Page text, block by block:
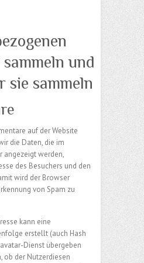
und
sie sammeln
auf der Website
die Daten, die im
angezeigt werden,
des Besuchers und den
wird der Browser
von Spam zu
kann eine
erstellt (auch Hash
Dienst übergeben
ob der Nutzerdiesen